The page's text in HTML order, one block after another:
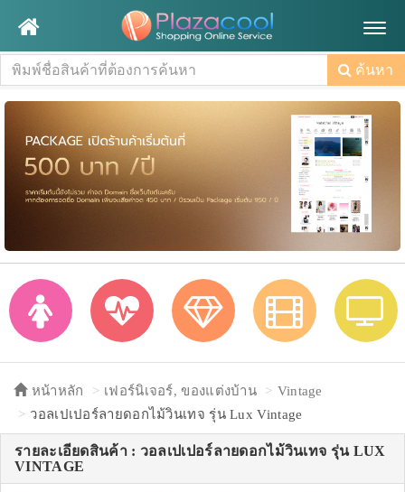
ค้นหา
หน้าหลัก เฟอร์นิเจอร์, ของแต่งบ้าน
Vintage
วอลเปเปอร์ลายดอกไม้วินเทจ รุ่น Lux Vintage
รายละเอียดสินค้า : วอลเปเปอร์ลายดอกไม้วินเทจ รุ่น LUX
VINTAGE